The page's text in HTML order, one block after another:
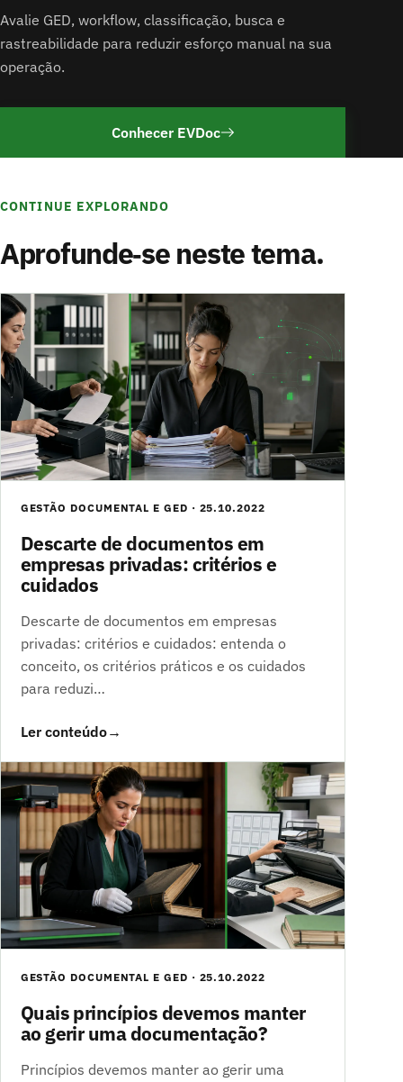
Avalie GED, workflow, classificação, busca e
rastreabilidade para reduzir esforço manual na sua
operação.
Conhecer EVDoc
CONTINUE EXPLORANDO
Aprofunde‑se neste tema.
GESTÃO DOCUMENTAL E GED · 25.10.2022
Descarte de documentos em
empresas privadas: critérios e
cuidados
Descarte de documentos em empresas
privadas: critérios e cuidados: entenda o
conceito, os critérios práticos e os cuidados
para reduzi…
Ler conteúdo→
GESTÃO DOCUMENTAL E GED · 25.10.2022
Quais princípios devemos manter
ao gerir uma documentação?
Princípios devemos manter ao gerir uma